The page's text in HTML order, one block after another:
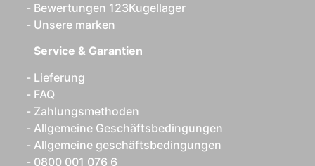
Bewertungen 123Kugellager
Unsere marken
Service & Garantien
Lieferung
FAQ
Zahlungsmethoden
Allgemeine Geschäftsbedingungen
Allgemeine geschäftsbedingungen
0800 001 076 6